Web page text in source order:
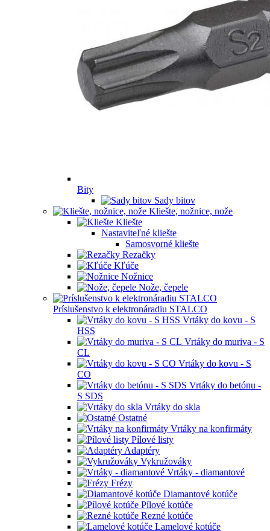
Bity
Sady bitov
Kliešte, nožnice, nože
Kliešte
Nastaviteľné kliešte
Samosvorné kliešte
Rezačky
Kľúče
Nožnice
Nože, čepele
Príslušenstvo k elektronáradiu STALCO
Vrtáky do kovu - S
HSS
Vrtáky do muriva - S
CL
Vrtáky do kovu - S
CO
Vrtáky do betónu -
S SDS
Vrtáky do skla
Ostatné
Vrtáky na konfirmáty
Pílové listy
Adaptéry
Vykružováky
Vrtáky - diamantové
Frézy
Diamantové kotúče
Pílové kotúče
Rezné kotúče
Lamelové kotúče